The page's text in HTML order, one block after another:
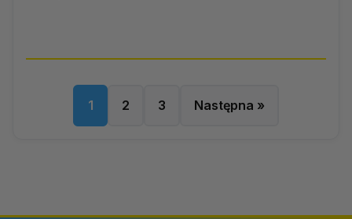
1 2 3 Następna »